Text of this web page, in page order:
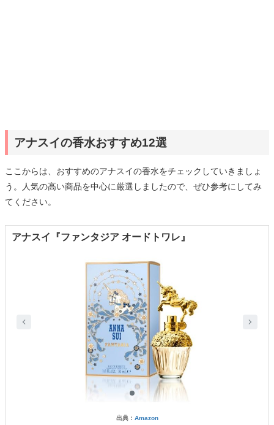
アナスイの香水おすすめ12選
ここからは、おすすめのアナスイの香水をチェックしていきましょ
う。人気の高い商品を中心に厳選しましたので、ぜひ参考にしてみ
てください。
アナスイ『ファンタジア オードトワレ』
出典： Amazon